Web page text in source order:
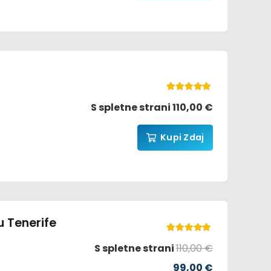
S spletne strani110,00 €
Kupi Zdaj
Tenerife
S spletne strani110,00€
Prvotna
99,00 €Trenutna